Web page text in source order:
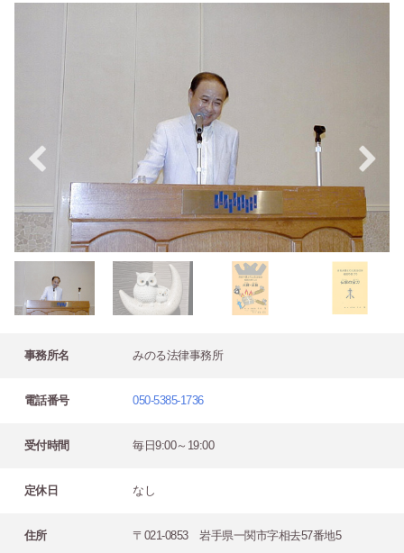
事務所名 みのる法律事務所
電話番号 050-5385-1736
受付時間 毎日9:00～19:00
定休日 なし
住所 〒021-0853 岩手県一関市字相去57番地5